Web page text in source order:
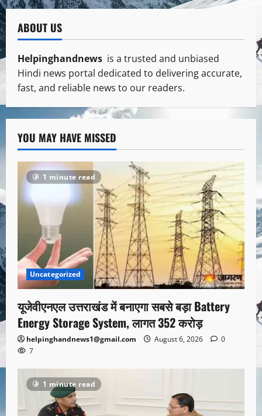
ABOUT US
Helpinghandnews is a trusted and unbiased
Hindi news portal dedicated to delivering accurate,
fast, and reliable news to our readers.
YOU MAY HAVE MISSED
1 minute read
Uncategorized
यूजेवीएनएल उत्तराखंड में बनाएगा सबसे बड़ा Battery
Energy Storage System, लागत 352 करोड़
helpinghandnews1@gmail.com August 6, 2026
0
7
1 minute read